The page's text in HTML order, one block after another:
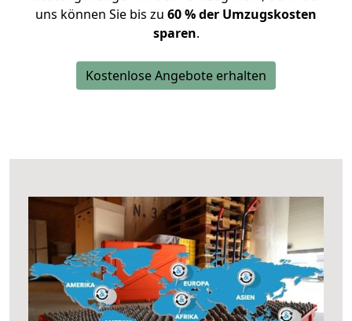
uns können Sie bis zu 60 % der Umzugskosten
sparen.
Kostenlose Angebote erhalten